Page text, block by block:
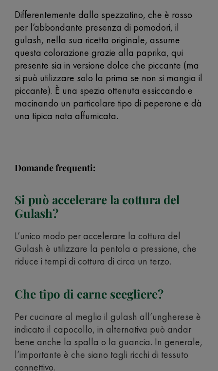
Differentemente dallo spezzatino, che è rosso
per l’abbondante presenza di pomodori, il
gulash, nella sua ricetta originale, assume
questa colorazione grazie alla paprika, qui
presente sia in versione dolce che piccante (ma
si può utilizzare solo la prima se non si mangia il
piccante). È una spezia ottenuta essiccando e
macinando un particolare tipo di peperone e dà
una tipica nota affumicata.
Domande frequenti:
Si può accelerare la cottura del
Gulash?
L’unico modo per accelerare la cottura del
Gulash è utilizzare la pentola a pressione, che
riduce i tempi di cottura di circa un terzo.
Che tipo di carne scegliere?
Per cucinare al meglio il gulash all’ungherese è
indicato il capocollo, in alternativa può andar
bene anche la spalla o la guancia. In generale,
l’importante è che siano tagli ricchi di tessuto
connettivo.